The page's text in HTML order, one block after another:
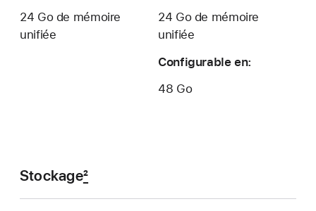
24 Go de mémoire
unifiée
24 Go de mémoire
unifiée
Configurable en:
48 Go
Stockage2